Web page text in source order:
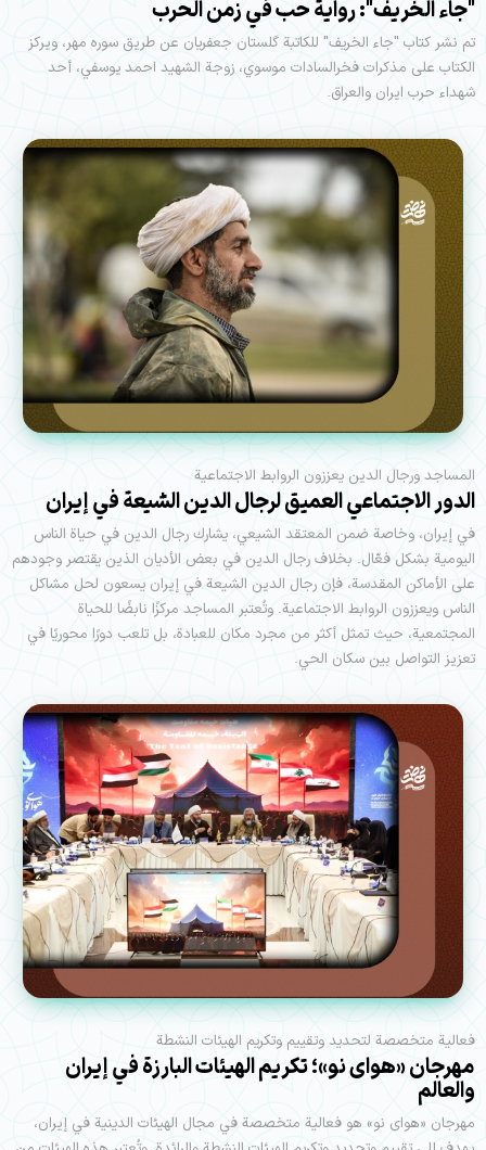
"جاء الخريف": رواية حب في زمن الحرب
تم نشر كتاب "جاء الخريف" للكاتبة گلستان جعفريان عن طريق سوره مهر، ويركز
الكتاب على مذكرات فخرالسادات موسوي، زوجة الشهيد احمد یوسفي، أحد
شهداء حرب ايران والعراق.
المساجد ورجال الدين يعززون الروابط الاجتماعية
الدور الاجتماعي العميق لرجال الدين الشيعة في إيران
في إيران، وخاصة ضمن المعتقد الشيعي، يشارك رجال الدين في حياة الناس
اليومية بشكل فعّال. بخلاف رجال الدين في بعض الأديان الذين يقتصر وجودهم
على الأماكن المقدسة، فإن رجال الدين الشيعة في إيران يسعون لحل مشاكل
الناس ويعززون الروابط الاجتماعية. وتُعتبر المساجد مركزًا نابضًا للحياة
المجتمعية، حيث تمثل أكثر من مجرد مكان للعبادة، بل تلعب دورًا محوريًا في
تعزيز التواصل بين سكان الحي.
فعالية متخصصة لتحديد وتقييم وتكريم الهيئات النشطة
مهرجان «هوای نو»؛ تكريم الهيئات البارزة في إيران
والعالم
مهرجان «هوای نو» هو فعالية متخصصة في مجال الهيئات الدينية في إيران،